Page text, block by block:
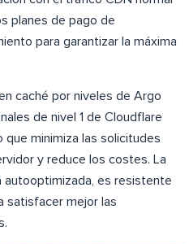
planes de pago de
para garantizar la máxima
caché por niveles de Argo
de nivel 1 de Cloudflare
que minimiza las solicitudes
y reduce los costes. La
autooptimizada, es resistente
satisfacer mejor las